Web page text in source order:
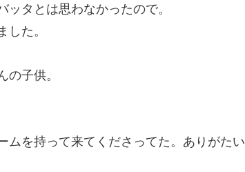
タとは思わなかったので。
した。
子供。
ムを持って来てくださってた。ありがたい